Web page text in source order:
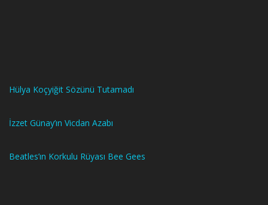
Hülya Koçyiğit Sözünü Tutamadı
İzzet Günay’ın Vicdan Azabı
Beatles’ın Korkulu Rüyası Bee Gees